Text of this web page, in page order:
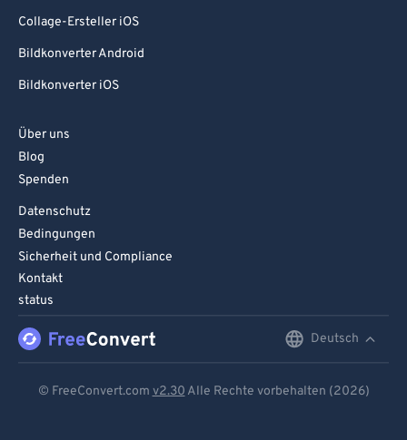
Collage-Ersteller iOS
Bildkonverter Android
Bildkonverter iOS
Über uns
Blog
Spenden
Datenschutz
Bedingungen
Sicherheit und Compliance
Kontakt
status
Deutsch
© FreeConvert.com v2.30 Alle Rechte vorbehalten (2026)